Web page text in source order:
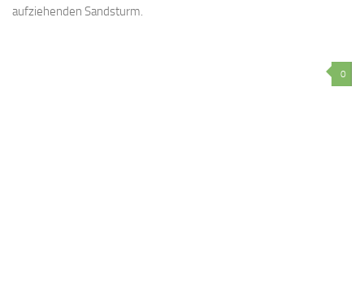
aufziehenden Sandsturm.
0